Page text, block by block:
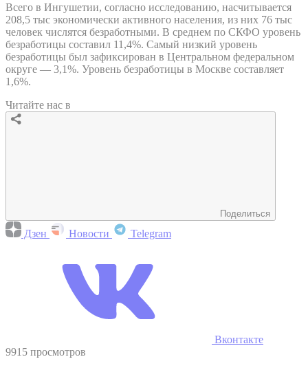
Всего в Ингушетии, согласно исследованию, насчитывается
208,5 тыс экономически активного населения, из них 76 тыс
человек числятся безработными. В среднем по СКФО уровень
безработицы составил 11,4%. Самый низкий уровень
безработицы был зафиксирован в Центральном федеральном
округе — 3,1%. Уровень безработицы в Москве составляет
1,6%.
Читайте нас в
Поделиться
Дзен Новости Telegram
Вконтакте
9915 просмотров